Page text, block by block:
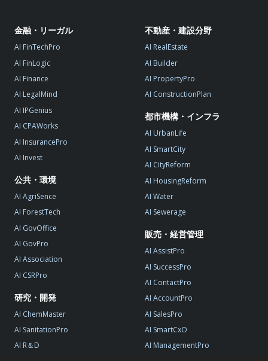
金融・リーガル
AI FinTechPro
AI FinLogic
AI Finance
AI LegalMind
AI IPGenius
AI CPAWorks
AI InsurancePro
AI Invest
公共・環境
AI AgriSence
AI ForestTech
AI GovOffice
AI GovPro
AI Association
AI CSRPro
研究・開発
AI ChemMaster
AI SanitationPro
AI R＆D
不動産・建設分野
AI RealEstate
AI Builder
AI PropertyPro
AI ConstructionPlan
都市機構・インフラ
AI UrbanLife
AI SmartCity
AI CityReform
AI HousingReform
AI Water
AI Sewerage
販売・経営管理
AI AssistPro
AI SuccessPro
AI ContactPro
AI AccountPro
AI SalesPro
AI SmartCxO
AI ManagementPro